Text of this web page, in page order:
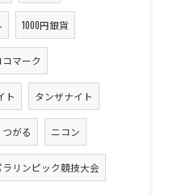
1000円銀貨
コマーク
ト タンザナイト
つがる ニコン
ラリンピック競技大会